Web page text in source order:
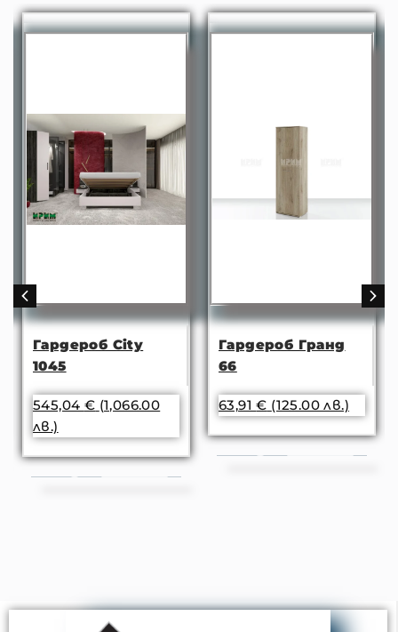
Гардероб City
1045
545,04 € (1,066.00
лв.)
Гардероб Гранд
66
63,91€ (125.00 лв.)